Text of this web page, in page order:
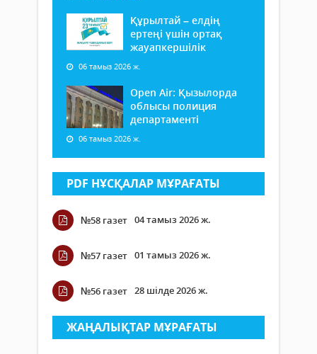
Құрылтай – елдің
ертеңі үшін ортақ
жауапкершілік
06 тамыз 2026 ж.
Open Air: Қызылорда
облысы полиция
департаменті
06 тамыз 2026 ж.
PDF НҰСҚАЛАР МҰРАҒАТЫ
№58 газет 04 тамыз 2026 ж.
№57 газет 01 тамыз 2026 ж.
№56 газет 28 шілде 2026 ж.
ЖАҢАЛЫҚТАР МҰРАҒАТЫ